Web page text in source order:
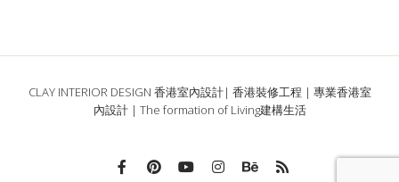
CLAY INTERIOR DESIGN 香港室內設計| 香港裝修工程 | 專業香港室
內設計 | The formation of Living建構生活